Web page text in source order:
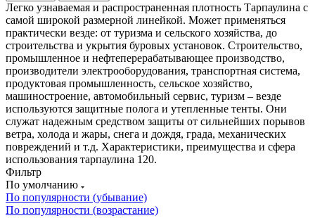
Легко узнаваемая и распространенная плотность Тарпаулина с
самой широкой размерной линейкой. Может применяться
практически везде: от туризма и сельского хозяйства, до
строительства и укрытия буровых установок. Строительство,
промышленное и нефтеперерабатывающее производство,
производители электрооборудования, транспортная система,
продуктовая промышленность, сельское хозяйство,
машиностроение, автомобильный сервис, туризм – везде
используются защитные полога и утепленные тенты. Они
служат надежным средством защиты от сильнейших порывов
ветра, холода и жары, снега и дождя, града, механических
повреждений и т.д. Характеристики, преимущества и сфера
использования тарпаулина 120.
Фильтр
По умолчанию
По популярности (убывание)
По популярности (возрастание)